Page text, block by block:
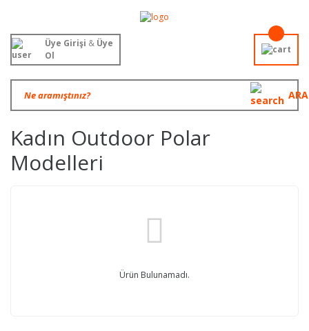
ARA
Üye Girişi &Üye
Ol
Kadın Outdoor Polar
Modelleri
Ürün Bulunamadı.